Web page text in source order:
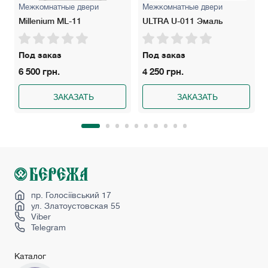
Межкомнатные двери
Millenium ML-11
Под заказ
6 500 грн.
ЗАКАЗАТЬ
Межкомнатные двери
ULTRA U-011 Эмаль
Под заказ
4 250 грн.
ЗАКАЗАТЬ
пр. Голосіївський 17
ул. Златоустовская 55
Viber
Telegram
Каталог